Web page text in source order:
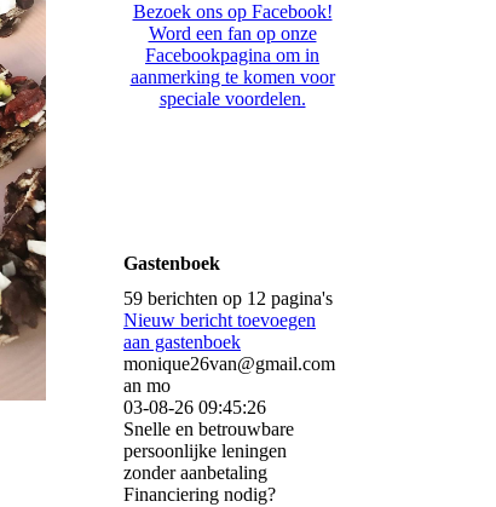
Bezoek ons op Facebook!
Word een fan op onze
Facebookpagina om in
aanmerking te komen voor
speciale voordelen.
Gastenboek
59 berichten op 12 pagina's
Nieuw bericht toevoegen
aan gastenboek
monique26van@gmail.com
an mo
03-08-26 09:45:26
Snelle en betrouwbare
persoonlijke leningen
zonder aanbetaling
Financiering nodig?